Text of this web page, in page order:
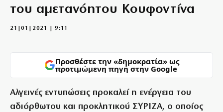
του αμετανόητου Κουφοντίνα
21|01|2021 | 9:11
Προσθέστε την «δημοκρατία» ως
προτιμώμενη πηγή στην Google
Αλγεινές εντυπώσεις προκαλεί η ενέργεια του
αδιόρθωτου και προκλητικού ΣΥΡΙΖΑ, ο οποίος